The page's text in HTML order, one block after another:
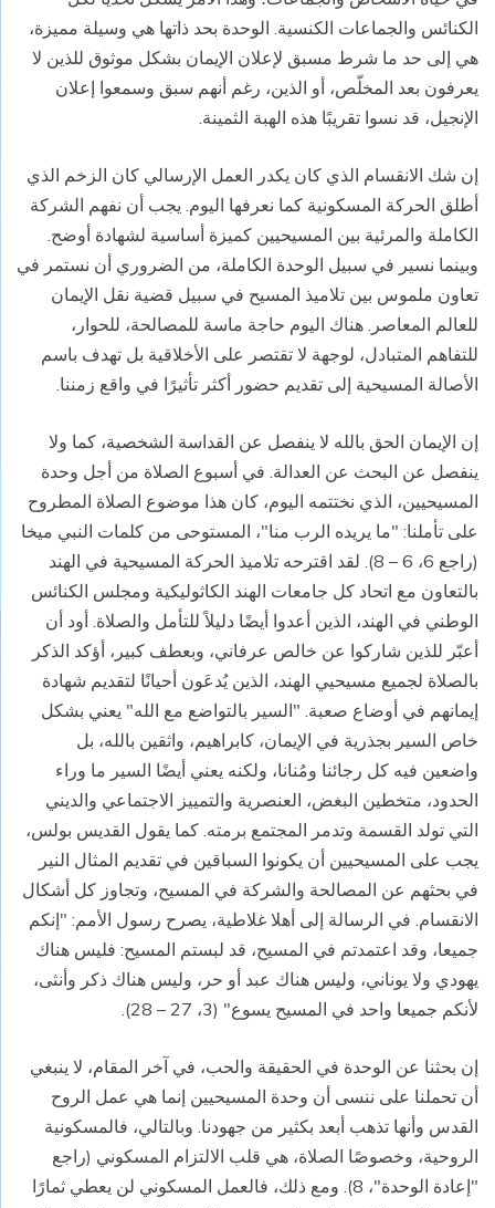
الكنائس والجماعات الكنسية. الوحدة بحد ذاتها هي وسيلة مميزة،
هي إلى حد ما شرط مسبق لإعلان الإيمان بشكل موثوق للذين لا
يعرفون بعد المخلّص، أو الذين، رغم أنهم سبق وسمعوا إعلان
الإنجيل، قد نسوا تقريبًا هذه الهبة الثمينة.
إن شك الانقسام الذي كان يكدر العمل الإرسالي كان الزخم الذي
أطلق الحركة المسكونية كما نعرفها اليوم. يجب أن نفهم الشركة
الكاملة والمرئية بين المسيحيين كميزة أساسية لشهادة أوضح.
وبينما نسير في سبيل الوحدة الكاملة، من الضروري أن نستمر في
تعاون ملموس بين تلاميذ المسيح في سبيل قضية نقل الإيمان
للعالم المعاصر. هناك اليوم حاجة ماسة للمصالحة، للحوار،
للتفاهم المتبادل، لوجهة لا تقتصر على الأخلاقية بل تهدف باسم
الأصالة المسيحية إلى تقديم حضور أكثر تأثيرًا في واقع زمننا.
إن الإيمان الحق بالله لا ينفصل عن القداسة الشخصية، كما ولا
ينفصل عن البحث عن العدالة. في أسبوع الصلاة من أجل وحدة
المسيحيين، الذي نختتمه اليوم، كان هذا موضوع الصلاة المطروح
على تأملنا: "ما يريده الرب منا"، المستوحى من كلمات النبي ميخا
(راجع 6، 6 – 8). لقد اقترحه تلاميذ الحركة المسيحية في الهند
بالتعاون مع اتحاد كل جامعات الهند الكاثوليكية ومجلس الكنائس
الوطني في الهند، الذين أعدوا أيضًا دليلاً للتأمل والصلاة. أود أن
أعبّر للذين شاركوا عن خالص عرفاني، وبعطف كبير، أؤكد الذكر
بالصلاة لجميع مسيحيي الهند، الذين يُدعَون أحيانًا لتقديم شهادة
إيمانهم في أوضاع صعبة. "السير بالتواضع مع الله" يعني بشكل
خاص السير بجذرية في الإيمان، كابراهيم، واثقين بالله، بل
واضعين فيه كل رجائنا ومُنانا، ولكنه يعني أيضًا السير ما وراء
الحدود، متخطين البغض، العنصرية والتمييز الاجتماعي والديني
التي تولد القسمة وتدمر المجتمع برمته. كما يقول القديس بولس،
يجب على المسيحيين أن يكونوا السباقين في تقديم المثال النير
في بحثهم عن المصالحة والشركة في المسيح، وتجاوز كل أشكال
الانقسام. في الرسالة إلى أهلا غلاطية، يصرح رسول الأمم: "إنكم
جميعا، وقد اعتمدتم في المسيح، قد لبستم المسيح: فليس هناك
يهودي ولا يوناني، وليس هناك عبد أو حر، وليس هناك ذكر وأنثى،
لأنكم جميعا واحد في المسيح يسوع" (3، 27 – 28).
إن بحثنا عن الوحدة في الحقيقة والحب، في آخر المقام، لا ينبغي
أن تحملنا على ننسى أن وحدة المسيحيين إنما هي عمل الروح
القدس وأنها تذهب أبعد بكثير من جهودنا. وبالتالي، فالمسكونية
الروحية، وخصوصًا الصلاة، هي قلب الالتزام المسكوني (راجع
"إعادة الوحدة"، 8). ومع ذلك، فالعمل المسكوني لن يعطي ثمارًا